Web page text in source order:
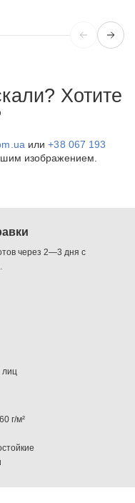
Хотите
или+38 067 193
изображением.
через 2—3 дня с
лиц
г/м²